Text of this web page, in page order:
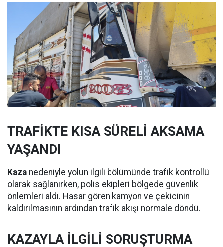
TRAFİKTE KISA SÜRELİ AKSAMA
YAŞANDI
Kaza nedeniyle yolun ilgili bölümünde trafik kontrollü
olarak sağlanırken, polis ekipleri bölgede güvenlik
önlemleri aldı. Hasar gören kamyon ve çekicinin
kaldırılmasının ardından trafik akışı normale döndü.
KAZAYLA İLGİLİ SORUŞTURMA